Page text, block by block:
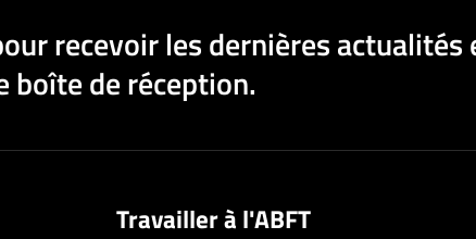
recevoir les dernières actualités
boîte de réception.
Travailler à l'ABFT